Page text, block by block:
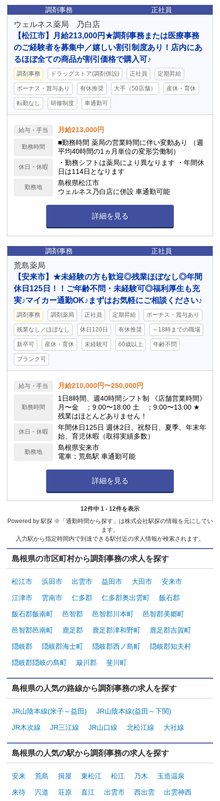
調剤事務 正社員
ウェルネス薬局 乃白店
【松江市】月給213,000円★調剤事務または医療事務
のご経験者を募集中／嬉しい割引制度あり！店内にあ
るほぼ全ての商品が割引価格で購入可♪
調剤事務 ドラッグストア(調剤併設) 正社員 定期昇給
ボーナス・賞与あり 有休推奨 大手（50店舗） 産休・育休
転勤なし 研修制度 車通勤可
給与・手当 月給213,000円
勤務時間
■勤務時間 薬局の営業時間に伴い変動あり （週
平均40時間の1ヵ月単位の変形労働制）
休日・休暇
・勤務シフトは薬局により異なります ・年間休
日は114日となります
勤務地
島根県松江市
ウェルネス乃白店に併設 車通勤可能
詳細を見る
調剤事務 正社員
荒島薬局
【安来市】★未経験の方も歓迎◎残業ほぼなし◎年間
休日125日！！ご年齢不問・未経験可◎福利厚生も充
実♪マイカー通勤OK♪まずはお気軽にご相談ください♪
調剤事務 調剤薬局 正社員 定期昇給 ボーナス・賞与あり
残業なし／ほぼなし 休日120日 有休推奨 ～18時までの職場
新卒可 産休・育休 未経験可 60歳以上 年齢不問
ブランク可
給与・手当 月給210,000円〜250,000円
勤務時間
1日8時間、週40時間シフト制 《店舗営業時間》
月〜金 ；9:00〜18:00 土 ；9:00〜13:00 ★
残業はほとんどありません！
休日・休暇
年間休日125日 週休2日、祝祭日、夏季、年末年
始、育児休暇（取得実績多数）
勤務地
島根県安来市
電車；荒島駅 車通勤可能
詳細を見る
12件中 1 - 12件を表示
Powered by 駅探 ※「通勤時間から探す」は株式会社駅探の情報を元にしてい
ます。
入力駅から指定時間内で到達できる駅付近の求人情報が検索されます。
島根県の市区町村から調剤事務の求人を探す
松江市 浜田市 出雲市 益田市 大田市 安来市
江津市 雲南市 仁多郡 仁多郡奥出雲町 飯石郡
飯石郡飯南町 邑智郡 邑智郡川本町 邑智郡美郷町
邑智郡邑南町 鹿足郡 鹿足郡津和野町 鹿足郡吉賀町
隠岐郡 隠岐郡海士町 隠岐郡西ノ島町 隠岐郡知夫村
隠岐郡隠岐の島町 簸川郡 斐川町
島根県の人気の路線から調剤事務の求人を探す
JR山陰本線(米子～益田) JR山陰本線(益田～下関)
JR木次線 JR三江線 JR山口線 北松江線 大社線
島根県の人気の駅から調剤事務の求人を探す
安来 荒島 揖屋 東松江 松江 乃木 玉造温泉
来待 宍道 荘原 直江 出雲市 西出雲 出雲神西